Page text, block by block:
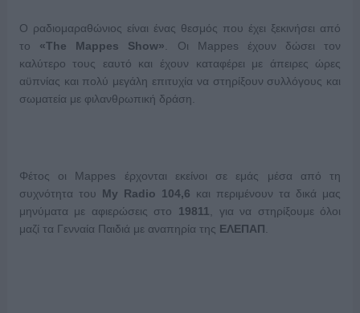
Ο ραδιομαραθώνιος είναι ένας θεσμός που έχει ξεκινήσει από
το «The Mappes Show» . Οι Mappes έχουν δώσει τον
καλύτερο τους εαυτό και έχουν καταφέρει με άπειρες ώρες
αϋπνίας και πολύ μεγάλη επιτυχία να στηρίξουν συλλόγους και
σωματεία με φιλανθρωπική δράση.
Φέτος οι Mappes έρχονται εκείνοι σε εμάς μέσα από τη
συχνότητα του My Radio 104,6 και περιμένουν τα δικά μας
μηνύματα με αφιερώσεις στο 19811
, για να στηρίξουμε όλοι
μαζί τα Γενναία Παιδιά με αναπηρία της ΕΛΕΠΑΠ